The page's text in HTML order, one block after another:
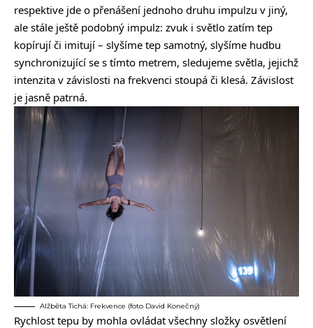
respektive jde o přenášení jednoho druhu impulzu v jiný,
ale stále ještě podobný impulz: zvuk i světlo zatím tep
kopírují či imitují – slyšíme tep samotný, slyšíme hudbu
synchronizující se s tímto metrem, sledujeme světla, jejichž
intenzita v závislosti na frekvenci stoupá či klesá. Závislost
je jasně patrná.
Alžběta Tichá: Frekvence (foto David Konečný)
Rychlost tepu by mohla ovládat všechny složky osvětlení